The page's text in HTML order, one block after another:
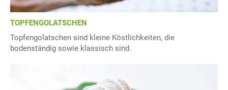
TOPFENGOLATSCHEN
Topfengolatschen sind kleine Köstlichkeiten, die
bodenständig sowie klassisch sind.